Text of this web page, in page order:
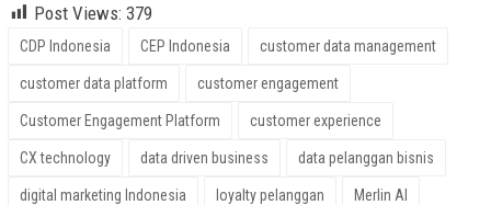
Post Views: 379
CDP Indonesia CEP Indonesia customer data management
customer data platform customer engagement
Customer Engagement Platform customer experience
CX technology data driven business data pelanggan bisnis
digital marketing Indonesia loyalty pelanggan Merlin AI